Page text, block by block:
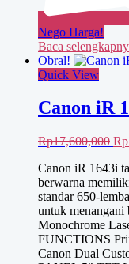
Nego Harga!
Baca
Obral!
Quick View
Canon iR
Rp17,600,000 Rp
Canon iR 1643i
berwarna
standar 650-
untuk menangani
Monochrome
FUNCTIONS
Canon Dual